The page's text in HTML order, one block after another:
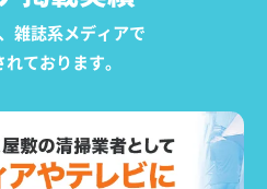
雑誌系メディアで
ております。